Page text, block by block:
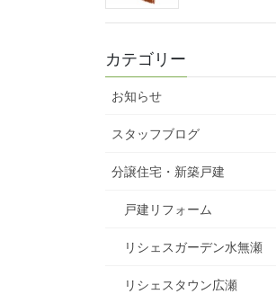
カテゴリー
お知らせ
スタッフブログ
分譲住宅・新築戸建
戸建リフォーム
リシェスガーデン水無瀬
リシェスタウン広瀬